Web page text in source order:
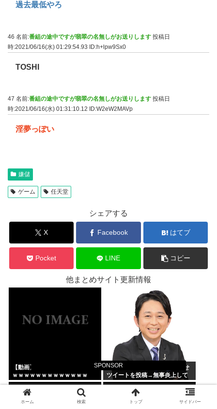
SPONSOR
過去最低やろ
46 名前:番組の途中ですが翡翠の名無しがお送りします 投稿日
時:2021/06/16(水) 01:29:54.93 ID:h+lpw9Sx0
TOSHI
47 名前:番組の途中ですが翡翠の名無しがお送りします 投稿日
時:2021/06/16(水) 01:31:10.12
ID:W2eW2MAVp
淫夢っぽい
嫌儲
ゲーム 任天堂
シェアする
X Facebook はてブ
Pocket LINE コピー
他まとめサイト更新情報
【動画】 令和の暴走族、レベチ
ｗｗｗｗｗｗｗｗｗｗｗｗｗ
【悲報】 有吉弘行さん、匂わせ
ツイートを投稿→無事炎上して
しまう・・・
ホーム 検索 トップ サイドバー